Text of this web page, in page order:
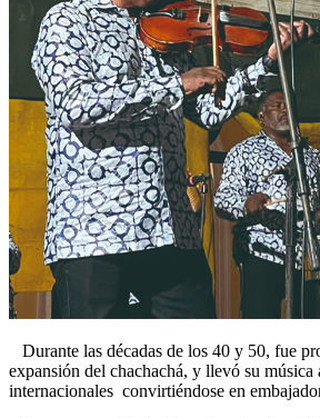
Durante las décadas de los 40 y 50, fue
expansión del chachachá, y llevó su música
internacionales convirtiéndose en